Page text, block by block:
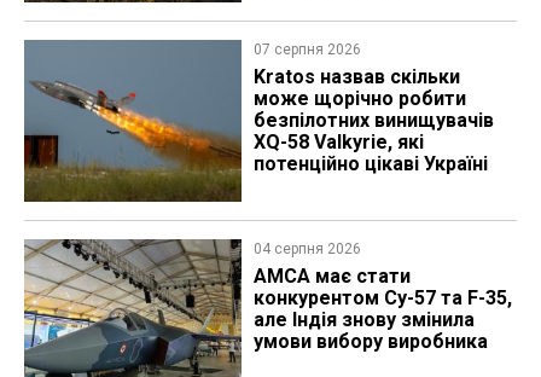
07 серпня 2026
Kratos назвав скільки
може щорічно робити
безпілотних винищувачів
XQ-58 Valkyrie, які
потенційно цікаві Україні
04 серпня 2026
AMCA має стати
конкурентом Су-57 та F-35,
але Індія знову змінила
умови вибору виробника